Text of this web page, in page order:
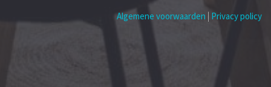
Algemene voorwaarden | Privacy policy